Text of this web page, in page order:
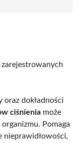
oraz dokładności
ciśnienia może
Pomaga
nieprawidłowości,